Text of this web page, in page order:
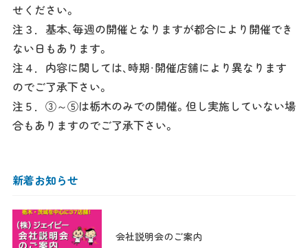
せください。
注３．基本、毎週の開催となりますが都合により開催でき
ない日もあります。
注４．内容に関しては、時期・開催店舗により異なります
のでご了承下さい。
注５．③～⑤は栃木のみでの開催。但し実施していない場
合もありますのでご了承下さい。
新着お知らせ
会社説明会のご案内